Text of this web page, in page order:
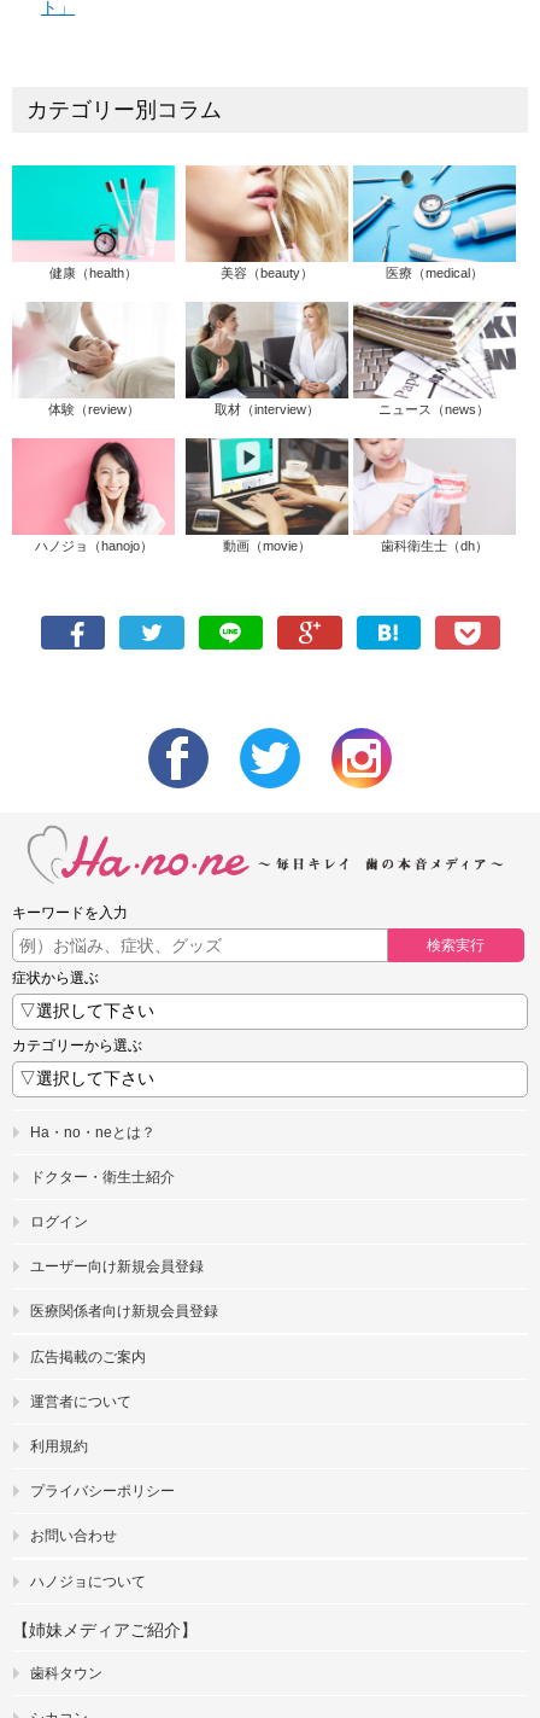
ト」
カテゴリー別コラム
健康（health） 美容（beauty） 医療（medical）
体験（review） 取材（interview） ニュース（news）
ハノジョ（hanojo） 動画（movie） 歯科衛生士（dh）
キーワードを入力
検索実行
症状から選ぶ
カテゴリーから選ぶ
Ha・no・neとは？
ドクター・衛生士紹介
ログイン
ユーザー向け新規会員登録
医療関係者向け新規会員登録
広告掲載のご案内
運営者について
利用規約
プライバシーポリシー
お問い合わせ
ハノジョについて
【姉妹メディアご紹介】
歯科タウン